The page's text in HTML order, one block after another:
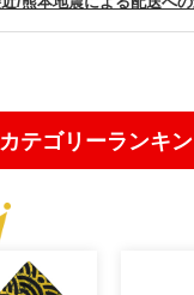
カテゴリーランキ